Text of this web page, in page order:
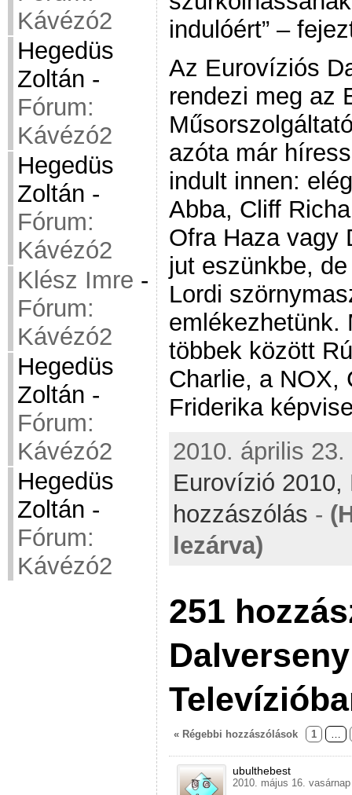
Kávézó2
Hegedüs
Zoltán -
Fórum:
Kávézó2
Hegedüs
Zoltán -
Fórum:
Kávézó2
Klész Imre -
Fórum:
Kávézó2
Hegedüs
Zoltán -
Fórum:
Kávézó2
Hegedüs
Zoltán -
Fórum:
Kávézó2
indulóért” –
Az Eurovíziós
rendezi meg az
azóta már
indult innen:
Abba, Cliff
Ofra Haza vagy
jut eszünkbe,
Lordi
emlékezhetünk.
többek között
Charlie, a NOX,
Friderika
2010. április
Eurovízió 2010,
hozzászólás -
lezárva)
251
« Régebbi hozzászólások 1 …
ubulthebest
2010. május 16.